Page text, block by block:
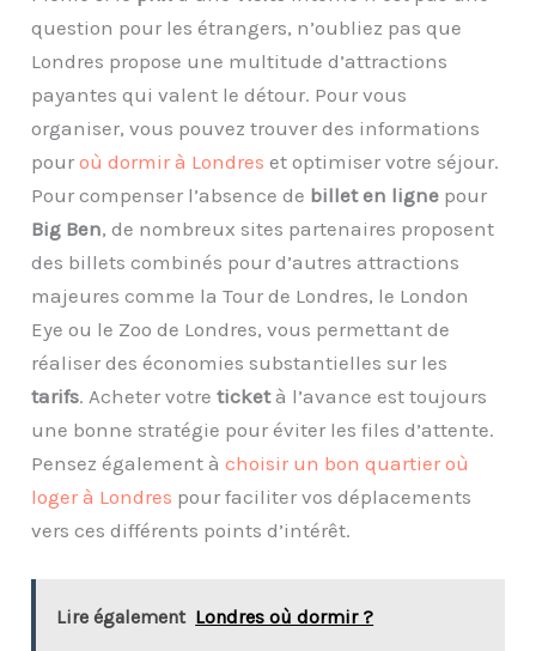
question pour les étrangers, n’oubliez pas que
Londres propose une multitude d’attractions
payantes qui valent le détour. Pour vous
organiser, vous pouvez trouver des informations
pouroù dormir à Londres et optimiser votre séjour.
Pour compenser l’absence de billet en ligne pour
Big Ben, de nombreux sites partenaires proposent
des billets combinés pour d’autres attractions
majeures comme la Tour de Londres, le London
Eye ou le Zoo de Londres, vous permettant de
réaliser des économies substantielles sur les
tarifs. Acheter votreticketà l’avance est toujours
une bonne stratégie pour éviter les files d’attente.
Pensez également àchoisir un bon quartier où
loger à Londres pour faciliter vos déplacements
vers ces différents points d’intérêt.
Lire également Londres où dormir ?